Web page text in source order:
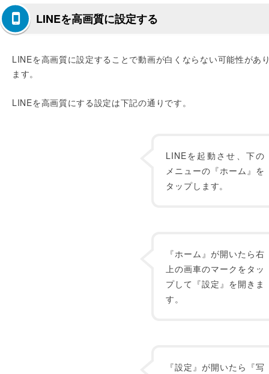
LINEを高画質に設定する
LINEを高画質に設定することで動画が白くならない可能性があ
ます。
LINEを高画質にする設定は下記の通りです。
LINEを起動させ、下の
メニューの『ホーム』を
タップします。
『ホーム』が開いたら右
上の画車のマークをタッ
プして『設定』を開きま
す。
『設定』が開いたら『写